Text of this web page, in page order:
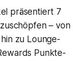
präsentiert 7
– von
zu Lounge-
Punkte-